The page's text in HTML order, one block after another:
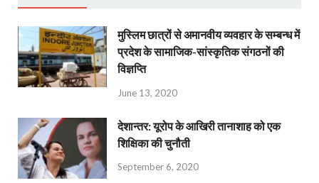
मुस्लिम छात्रों से अमानवीय व्यवहार के सम्बन्ध में
प्रदेश के सामाजिक-सांस्कृतिक संगठनों की
विज्ञप्ति
June 13, 2020
देशान्‍तर: यूरोप के आखिरी तानाशाह को एक
शिक्षिका की चुनौती
September 6, 2020